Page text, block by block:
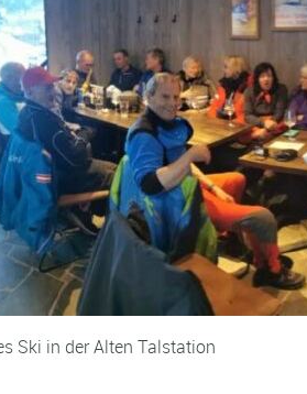
Ski in der Alten Talstation